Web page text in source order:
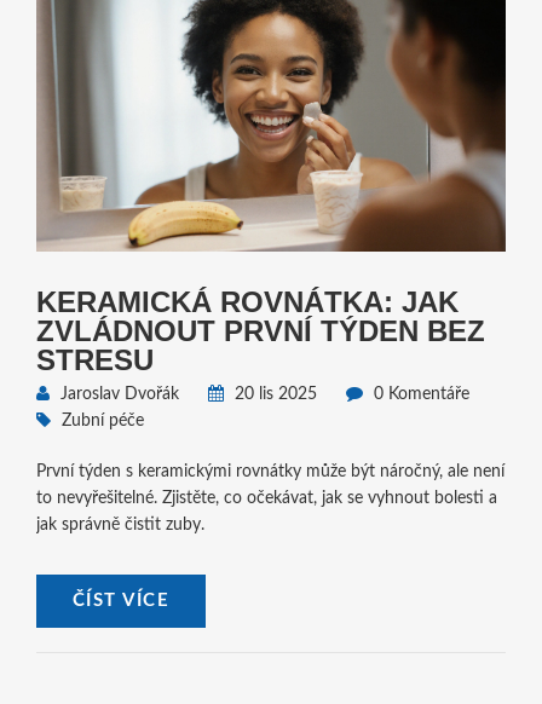
KERAMICKÁ ROVNÁTKA: JAK
ZVLÁDNOUT PRVNÍ TÝDEN BEZ
STRESU
Jaroslav Dvořák 20 lis 2025
0 Komentáře
Zubní péče
První týden s keramickými rovnátky může být náročný, ale není
to nevyřešitelné. Zjistěte, co očekávat, jak se vyhnout bolesti a
jak správně čistit zuby.
ČÍST VÍCE